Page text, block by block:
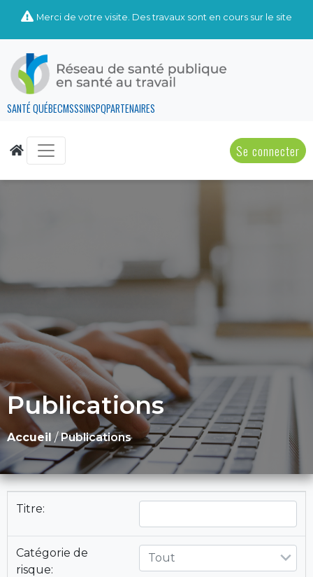
Merci de votre visite. Des travaux sont en cours sur le site
SANTÉ QUÉBECMSSSINSPQPARTENAIRES
Se connecter
Publications
Accueil /Publications
Titre:
Catégorie de
risque:
Tout